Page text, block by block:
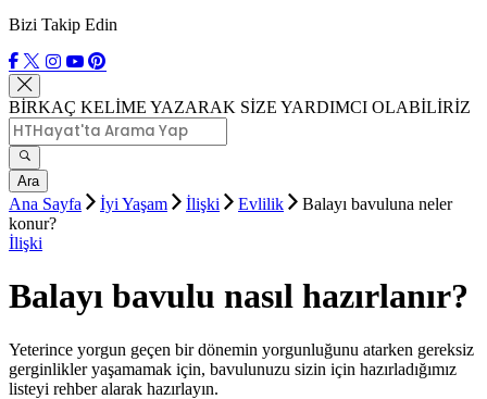
Bizi Takip Edin
BİRKAÇ KELİME YAZARAK SİZE YARDIMCI OLABİLİRİZ
Ara
Ana Sayfa İyi Yaşam İlişki Evlilik
Balayı bavuluna neler
konur?
İlişki
Balayı bavulu nasıl hazırlanır?
Yeterince yorgun geçen bir dönemin yorgunluğunu atarken gereksiz
gerginlikler yaşamamak için, bavulunuzu sizin için hazırladığımız
listeyi rehber alarak hazırlayın.